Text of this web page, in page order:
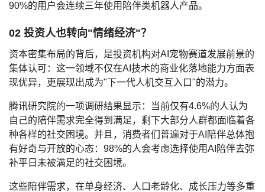
90%的用户会连续三年使用陪伴类机器人产品。
02 投资人也转向"情绪经济"？
资本密集布局的背后，是投资机构对AI宠物赛道发展前景的
集体认可：这一领域不仅在AI技术的商业化落地能力方面表
现优异，更展现出成为"下一代人机交互入口"的潜力。
腾讯研究院的一项调研结果显示：当前仅有4.6%的人认为
自己的陪伴需求完全得到满足，剩下大部分人群都面临着各
种各样的社交困境。并且，消费者们普遍对于AI陪伴总体抱
有好奇与开放的心态：98%的人会考虑选择使用AI陪伴去弥
补平日未被满足的社交困境。
这些陪伴需求，在单身经济、人口老龄化、成长压力等多重